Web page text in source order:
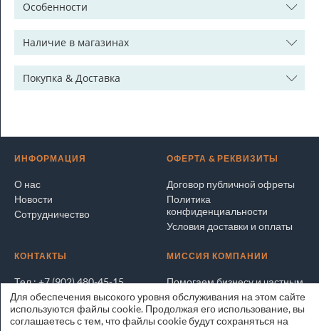
Особенности
Наличие в магазинах
Покупка & Доставка
ИНФОРМАЦИЯ
О нас
Новости
Сотрудничество
ОФЕРТА & РЕКВИЗИТЫ
Договор публичной офреты
Политика
конфиденциальности
Условия доставки и оплаты
КОНТАКТЫ
Тел.: +7 (902) 480-45-15
Написать электронное
письмо
Адрес на карте
МИССИЯ КОМПАНИИ
Помогаем бизнесу и частным
лицам покупать и продавать
выгодно и безопасно
Для обеспечения высокого уровня обслуживания на этом сайте
используются файлы cookie. Продолжая его использование, вы
соглашаетесь с тем, что файлы cookie будут сохраняться на